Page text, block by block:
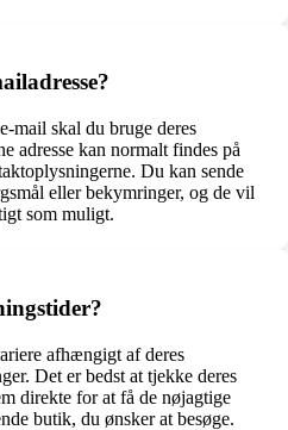
mail skal du bruge deres
adresse kan normalt findes på
Du kan sende
eller bekymringer, og de vil
som muligt.
afhængigt af deres
Det er bedst at tjekke deres
direkte for at få de nøjagtige
butik, du ønsker at besøge.